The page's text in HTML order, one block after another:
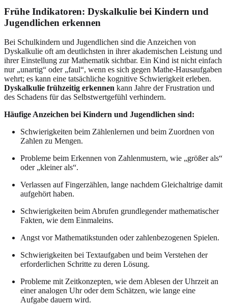
Frühe Indikatoren: Dyskalkulie bei Kindern und
Jugendlichen erkennen
Bei Schulkindern und Jugendlichen sind die Anzeichen von
Dyskalkulie oft am deutlichsten in ihrer akademischen Leistung und
ihrer Einstellung zur Mathematik sichtbar. Ein Kind ist nicht einfach
nur „unartig“ oder „faul“, wenn es sich gegen Mathe-Hausaufgaben
wehrt; es kann eine tatsächliche kognitive Schwierigkeit erleben.
Dyskalkulie frühzeitig erkennen kann Jahre der Frustration und
des Schadens für das Selbstwertgefühl verhindern.
Häufige Anzeichen bei Kindern und Jugendlichen sind:
Schwierigkeiten beim Zählenlernen und beim Zuordnen von
Zahlen zu Mengen.
Probleme beim Erkennen von Zahlenmustern, wie „größer als“
oder „kleiner als“.
Verlassen auf Fingerzählen, lange nachdem Gleichaltrige damit
aufgehört haben.
Schwierigkeiten beim Abrufen grundlegender mathematischer
Fakten, wie dem Einmaleins.
Angst vor Mathematikstunden oder zahlenbezogenen Spielen.
Schwierigkeiten bei Textaufgaben und beim Verstehen der
erforderlichen Schritte zu deren Lösung.
Probleme mit Zeitkonzepten, wie dem Ablesen der Uhrzeit an
einer analogen Uhr oder dem Schätzen, wie lange eine
Aufgabe dauern wird.